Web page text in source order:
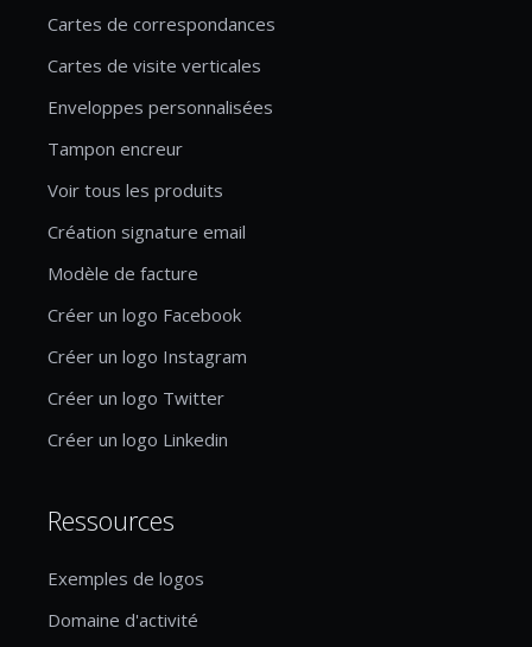
Cartes de correspondances
Cartes de visite verticales
Enveloppes personnalisées
Tampon encreur
Voir tous les produits
Création signature email
Modèle de facture
Créer un logo Facebook
Créer un logo Instagram
Créer un logo Twitter
Créer un logo Linkedin
Ressources
Exemples de logos
Domaine d'activité